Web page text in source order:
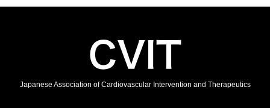
Japanese Association of Cardiovascular Intervention and Therapeutics